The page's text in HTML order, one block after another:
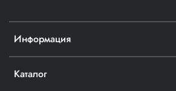
Информация
Каталог